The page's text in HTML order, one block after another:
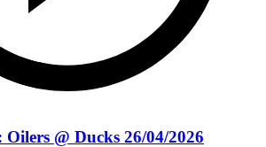
Oilers @ Ducks 26/04/2026